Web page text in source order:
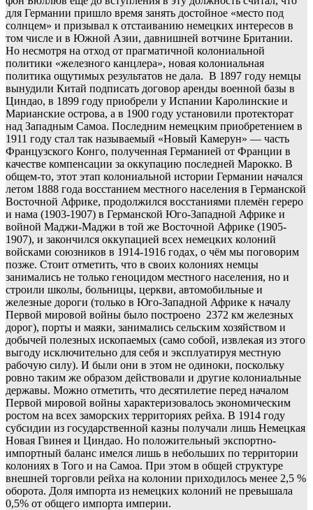
для Германии пришло время занять достойное «место под
солнцем» и призывал к отстаиванию немецких интересов в
том числе и в Южной Азии, давнишней вотчине Британии.
Но несмотря на отход от прагматичной колониальной
политики «железного канцлера», новая колониальная
политика ощутимых результатов не дала. В 1897 году немцы
вынудили Китай подписать договор аренды военной базы в
Циндао, в 1899 году приобрели у Испании Каролинские и
Марианские острова, а в 1900 году установили протекторат
над Западным Самоа. Последним немецким приобретением в
1911 году стал так называемый «Новый Камерун» — часть
Французского Конго, полученная Германией от Франции в
качестве компенсации за оккупацию последней Марокко. В
общем-то, этот этап колониальной истории Германии начался
летом 1888 года восстанием местного населения в Германской
Восточной Африке, продолжился восстаниями племён гереро
и нама (1903-1907) в Германской Юго-Западной Африке и
войной Маджи-Маджи в той же Восточной Африке (1905-
1907), и закончился оккупацией всех немецких колоний
войсками союзников в 1914-1916 годах, о чём мы поговорим
позже. Стоит отметить, что в своих колониях немцы
занимались не только геноцидом местного населения, но и
строили школы, больницы, церкви, автомобильные и
железные дороги (только в Юго-Западной Африке к началу
Первой мировой войны было построено 2372 км железных
дорог), порты и маяки, занимались сельским хозяйством и
добычей полезных ископаемых (само собой, извлекая из этого
выгоду исключительно для себя и эксплуатируя местную
рабочую силу). И были они в этом не одиноки, поскольку
ровно таким же образом действовали и другие колониальные
державы. Можно отметить, что десятилетие перед началом
Первой мировой войны характеризовалось экономическим
ростом на всех заморских территориях рейха. В 1914 году
субсидии из государственной казны получали лишь Немецкая
Новая Гвинея и Циндао. Но положительный экспортно-
импортный баланс имелся лишь в небольших по территории
колониях в Того и на Самоа. При этом в общей структуре
внешней торговли рейха на колонии приходилось менее 2,5 %
оборота. Доля импорта из немецких колоний не превышала
0,5% от общего импорта империи.